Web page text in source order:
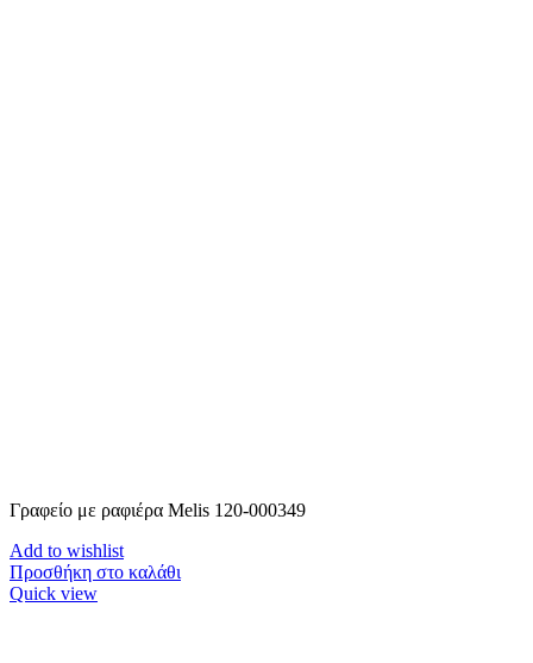
Γραφείο με ραφιέρα Melis 120-000349
Add to wishlist
Προσθήκη στο καλάθι
Quick view